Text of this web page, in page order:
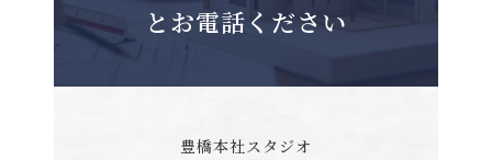
とお電話ください
豊橋本社スタジオ